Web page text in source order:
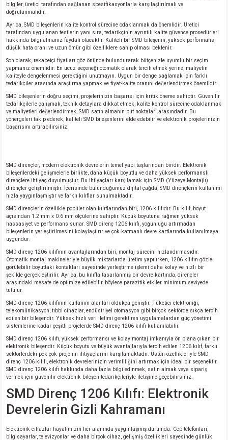
bilgiler, üretici tarafından sağlanan spesifikasyonlarla karşılaştırılmalı ve
doğrulanmalıdır.
Ayrıca, SMD bileşenlerin kalite kontrol sürecine odaklanmak da önemlidir. Üretici
tarafından uygulanan testlerin yanı sıra, tedarikçinin ayrıntılı kalite güvence prosedürleri
hakkında bilgi almanız faydalı olacaktır. Kaliteli bir SMD bileşenin, yüksek performans,
düşük hata oranı ve uzun ömür gibi özelliklere sahip olması beklenir.
Son olarak, rekabetçi fiyatları göz önünde bulundurarak bütçenizle uyumlu bir seçim
yapmanız önemlidir. En ucuz seçeneği otomatik olarak tercih etmek yerine, maliyetin
kaliteyle dengelenmesi gerektiğini unutmayın. Uygun bir denge sağlamak için farklı
tedarikçiler arasında araştırma yapmak ve fiyat-kalite oranını değerlendirmek önemlidir.
SMD bileşenlerin doğru seçimi, projelerinizin başarısı için kritik öneme sahiptir. Güvenilir
tedarikçilerle çalışmak, teknik detaylara dikkat etmek, kalite kontrol sürecine odaklanmak
ve maliyetleri değerlendirmek, SMD satın almanın püf noktaları arasındadır. Bu
yönergeleri takip ederek, kaliteli SMD bileşenlerini elde edebilir ve elektronik projelerinizin
başarısını artırabilirsiniz.
SMD dirençler, modern elektronik devrelerin temel yapı taşlarından biridir. Elektronik
bileşenlerdeki gelişmelerle birlikte, daha küçük boyutlu ve daha yüksek performanslı
dirençlere ihtiyaç duyulmuştur. Bu ihtiyaçları karşılamak için SMD (Yüzeye Montajlı)
dirençler geliştirilmiştir. İçerisinde bulunduğumuz dijital çağda, SMD dirençlerin kullanımı
hızla yaygınlaşmıştır ve farklı kılıflar sunulmaktadır.
SMD dirençlerin özellikle popüler olan kılıflarından biri, 1206 kılıfıdır. Bu kılıf, boyut
açısından 1.2 mm x 0.6 mm ölçülerine sahiptir. Küçük boyutuna rağmen yüksek
hassasiyet ve performans sunar. SMD direnç 1206 kılıfı, yoğunluğu artırmadan
bileşenlerin yerleştirilmesini kolaylaştırır ve çok katmanlı devre kartlarında kullanılmaya
uygundur.
SMD direnç 1206 kılıfının avantajlarından biri, montaj sürecini hızlandırmasıdır.
Otomatik montaj makineleriyle büyük miktarlarda üretim yapılırken, 1206 kılıfın gözle
görülebilir boyuttaki kontakları sayesinde yerleştirme işlemi daha kolay ve hızlı bir
şekilde gerçekleştirilir. Ayrıca, bu kılıfla tasarlanmış bir devre kartında, dirençler
arasındaki mesafe de optimize edilebilir, böylece parazitik etkiler minimum seviyede
tutulur.
SMD direnç 1206 kılıfının kullanım alanları oldukça geniştir. Tüketici elektroniği,
telekomünikasyon, tıbbi cihazlar, endüstriyel otomasyon gibi birçok sektörde sıkça tercih
edilen bir bileşendir. Yüksek hızlı veri iletimi gerektiren uygulamalardan güç yönetimi
sistemlerine kadar çeşitli projelerde SMD direnç 1206 kılıfı kullanılabilir.
SMD direnç 1206 kılıfı, yüksek performansı ve kolay montaj imkanıyla ön plana çıkan bir
elektronik bileşendir. Küçük boyutu ve büyük avantajlarıyla tercih edilen 1206 kılıf, farklı
sektörlerdeki pek çok projenin ihtiyaçlarını karşılamaktadır. Üstün özellikleriyle SMD
direnç 1206 kılıfı, elektronik devrelerinizin verimliliğini artırmak için ideal bir seçenektir.
SMD direnç 1206 kılıfı hakkında daha fazla bilgi edinmek, satın almak veya sipariş
vermek için güvenilir elektronik bileşen tedarikçileriyle iletişime geçebilirsiniz.
SMD Direnç 1206 Kılıfı: Elektronik
Devrelerin Gizli Kahramanı
Elektronik cihazlar hayatımızın her alanında yaygınlaşmış durumda. Cep telefonları,
bilgisayarlar, televizyonlar ve daha birçok cihaz, gelişmiş özellikleri sayesinde günlük